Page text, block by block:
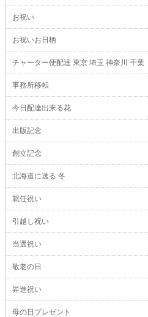
お祝い
お祝いお日柄
チャーター便配達 東京 埼玉 神奈川 千葉
事務所移転
今日配達出来る花
出版記念
創立記念
北海道に送る 冬
就任祝い
引越し祝い
当選祝い
敬老の日
昇進祝い
母の日プレゼント